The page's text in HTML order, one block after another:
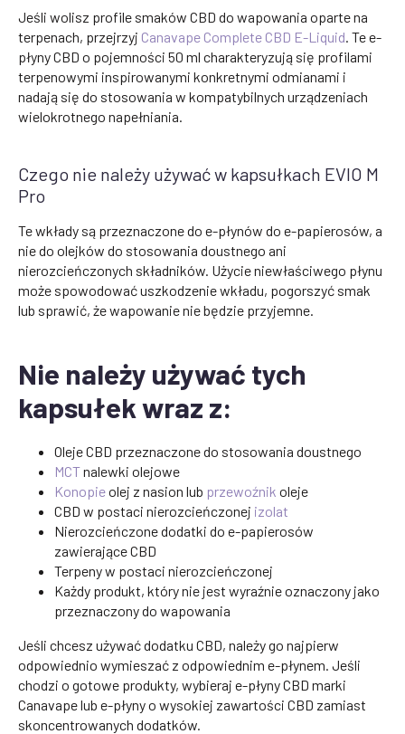
Jeśli wolisz profile smaków CBD do wapowania oparte na
terpenach, przejrzyj Canavape Complete CBD E-Liquid. Te e-
płyny CBD o pojemności 50 ml charakteryzują się profilami
terpenowymi inspirowanymi konkretnymi odmianami i
nadają się do stosowania w kompatybilnych urządzeniach
wielokrotnego napełniania.
Czego nie należy używać w kapsułkach EVIO M
Pro
Te wkłady są przeznaczone do e-płynów do e-papierosów, a
nie do olejków do stosowania doustnego ani
nierozcieńczonych składników. Użycie niewłaściwego płynu
może spowodować uszkodzenie wkładu, pogorszyć smak
lub sprawić, że wapowanie nie będzie przyjemne.
Nie należy używać tych
kapsułek wraz z:
Oleje CBD przeznaczone do stosowania doustnego
MCTnalewki olejowe
Konopieolej z nasion lub przewoźnik oleje
CBD w postaci nierozcieńczonej izolat
Nierozcieńczone dodatki do e-papierosów
zawierające CBD
Terpeny w postaci nierozcieńczonej
Każdy produkt, który nie jest wyraźnie oznaczony jako
przeznaczony do wapowania
Jeśli chcesz używać dodatku CBD, należy go najpierw
odpowiednio wymieszać z odpowiednim e-płynem. Jeśli
chodzi o gotowe produkty, wybieraj e-płyny CBD marki
Canavape lub e-płyny o wysokiej zawartości CBD zamiast
skoncentrowanych dodatków.